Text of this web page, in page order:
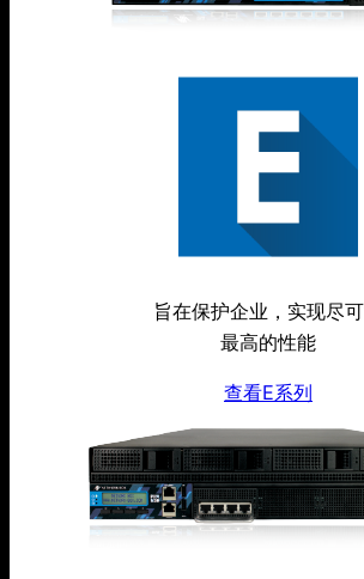
旨在保护企业，实现尽
最高的性能
查看E系列